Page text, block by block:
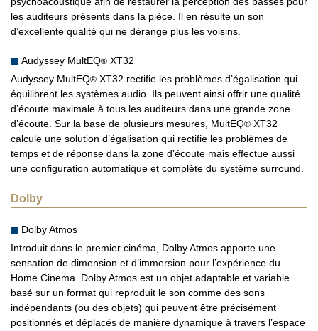
les auditeurs présents dans la pièce. Il en résulte un son
d’excellente qualité qui ne dérange plus les voisins.
Audyssey MultEQ® XT32
Audyssey MultEQ® XT32 rectifie les problèmes d’égalisation qui
équilibrent les systèmes audio. Ils peuvent ainsi offrir une qualité
d’écoute maximale à tous les auditeurs dans une grande zone
d’écoute. Sur la base de plusieurs mesures, MultEQ® XT32
calcule une solution d’égalisation qui rectifie les problèmes de
temps et de réponse dans la zone d’écoute mais effectue aussi
une configuration automatique et complète du système surround.
Dolby
Dolby Atmos
Introduit dans le premier cinéma, Dolby Atmos apporte une
sensation de dimension et d’immersion pour l’expérience du
Home Cinema. Dolby Atmos est un objet adaptable et variable
basé sur un format qui reproduit le son comme des sons
indépendants (ou des objets) qui peuvent être précisément
positionnés et déplacés de manière dynamique à travers l’espace